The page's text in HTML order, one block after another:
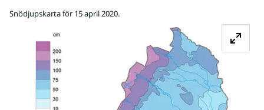
Snödjupskarta för 15 april 2020.